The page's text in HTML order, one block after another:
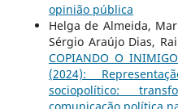
opinião pública
Helga de Almeida,
Sérgio Araújo Dias,
COPIANDO O INIMIGO
(2024):
sociopolítico: